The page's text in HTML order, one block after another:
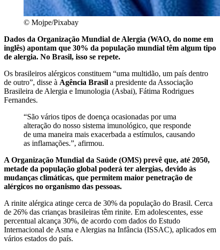
© Mojpe/Pixabay
Dados da Organização Mundial de Alergia (WAO, do nome em
inglês) apontam que 30% da população mundial têm algum tipo
de alergia. No Brasil, isso se repete.
Os brasileiros alérgicos constituem “uma multidão, um país dentro
de outro”, disse à Agência Brasil a presidente da Associação
Brasileira de Alergia e Imunologia (Asbai), Fátima Rodrigues
Fernandes.
“São vários tipos de doença ocasionadas por uma
alteração do nosso sistema imunológico, que responde
de uma maneira mais exacerbada a estímulos, causando
as inflamações.”, afirmou.
A Organização Mundial da Saúde (OMS) prevê que, até 2050,
metade da população global poderá ter alergias, devido às
mudanças climáticas, que permitem maior penetração de
alérgicos no organismo das pessoas.
A rinite alérgica atinge cerca de 30% da população do Brasil. Cerca
de 26% das crianças brasileiras têm rinite. Em adolescentes, esse
percentual alcança 30%, de acordo com dados do Estudo
Internacional de Asma e Alergias na Infância (ISSAC), aplicados em
vários estados do país.